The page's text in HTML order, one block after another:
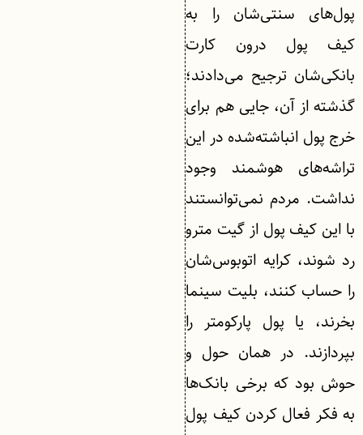
پول‌های سنتی‌شان را به
کیف پول درون کارت
بانکی‌شان ترجیح می‌دادند؛
گذشته از آن، جایی هم برای
خرج پول انباشته‌شده در این
تراشه‌های هوشمند وجود
نداشت. مردم نمی‌توانستند
با این کیف پول از گیت‌ مترو
رد شوند، کرایه اتوبوس‌شان
را حساب کنند، بلیت سینما
بخرند، یا پول پارکومتر را
بپردازند. در همان حول و
حوش بود که برخی بانک‌ها
به فکر فعال کردن کیف پول